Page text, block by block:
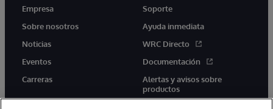
Empresa
Sobre nosotros
Noticias
Eventos
Carreras
Soporte
Ayuda inmediata
WRC Directo
Documentación
Alertas y avisos sobre
productos